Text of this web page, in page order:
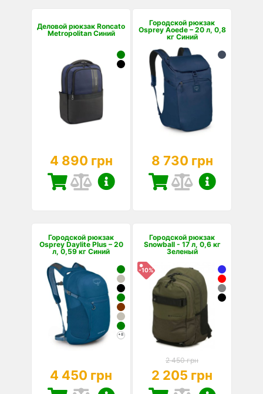
Деловой рюкзак Roncato
Metropolitan Синий
4 890 грн
Городской рюкзак
Osprey Aoede – 20 л, 0,8
кг Синий
8 730 грн
Городской рюкзак
Osprey Daylite Plus – 20
л, 0,59 кг Синий
+8
4 450 грн
Городской рюкзак
Snowball - 17 л, 0,6 кг
Зеленый
-10%
2 450 грн
2 205 грн